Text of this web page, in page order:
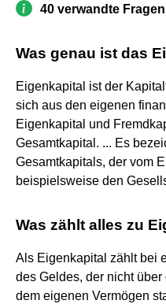
40 verwandte
Was genau ist das
Eigenkapital ist der
sich aus den eigenen
Eigenkapital und
Gesamtkapital. ... Es
Gesamtkapitals, der vom
beispielsweise den
Was zählt alles zu
Als Eigenkapital zählt bei
des Geldes, der nicht
dem eigenen Vermögen